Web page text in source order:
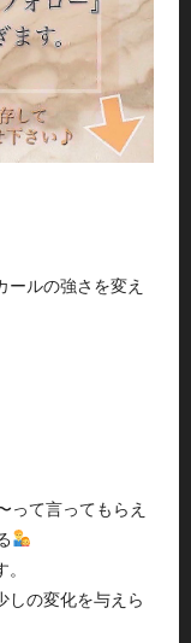
ールの強さを変え
って言ってもらえ
しの変化を与えら